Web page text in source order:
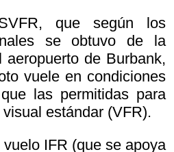
que según los
se obtuvo de la
de Burbank,
vuele en condiciones
las permitidas para
estándar (VFR).
IFR (que se apoya